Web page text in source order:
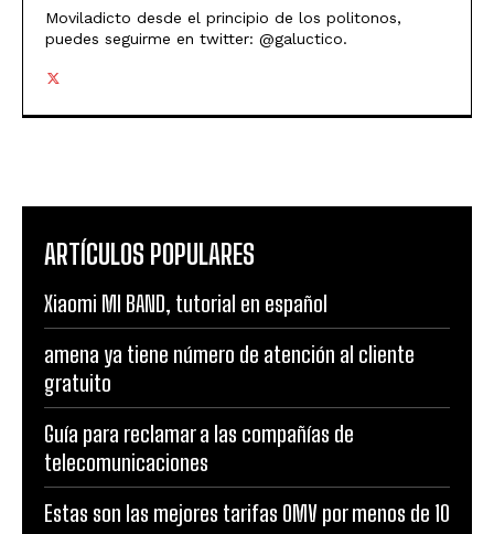
Moviladicto desde el principio de los politonos,
puedes seguirme en twitter: @galuctico.
ARTÍCULOS POPULARES
Xiaomi MI BAND, tutorial en español
amena ya tiene número de atención al cliente
gratuito
Guía para reclamar a las compañías de
telecomunicaciones
Estas son las mejores tarifas OMV por menos de 10